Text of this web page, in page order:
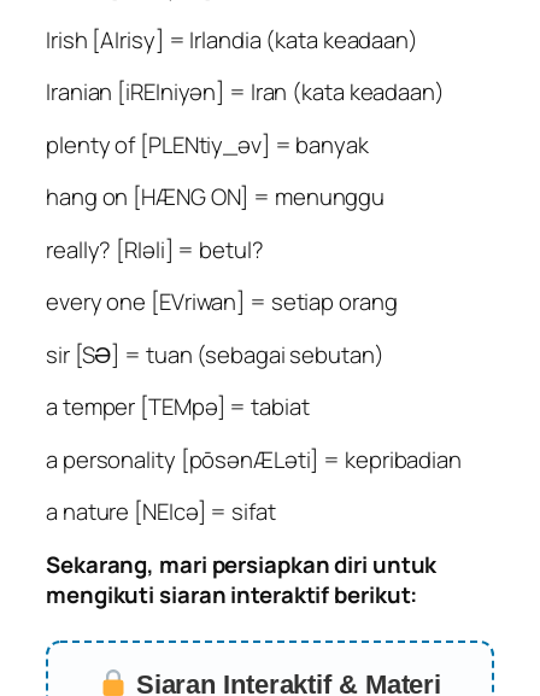
Irish [AIrisy] = Irlandia (kata keadaan)
Iranian [iREIniyən] = Iran (kata keadaan)
plenty of [PLENtiy_əv] = banyak
hang on [HÆNG ON] = menunggu
really? [RIəli] = betul?
every one [EVriwan] = setiap orang
sir [SƏ] = tuan (sebagai sebutan)
a temper [TEMpə] = tabiat
a personality [pōsənÆLəti] = kepribadian
a nature [NEIcə] = sifat
Sekarang, mari persiapkan diri untuk
mengikuti siaran interaktif berikut:
Siaran Interaktif & Materi